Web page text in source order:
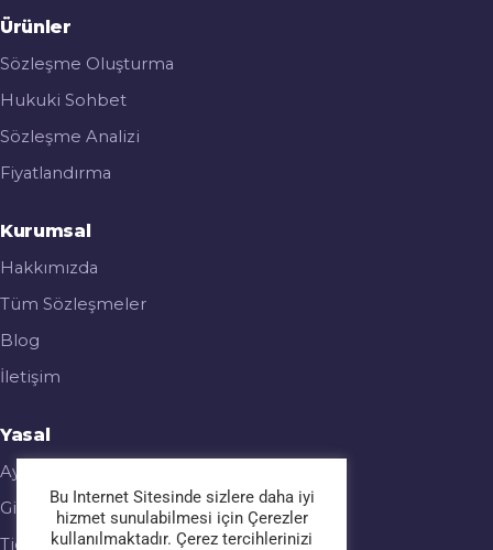
Ürünler
Sözleşme Oluşturma
Hukuki Sohbet
Sözleşme Analizi
Fiyatlandırma
Kurumsal
Hakkımızda
Tüm Sözleşmeler
Blog
İletişim
Yasal
Aydınlatma Metni
Gizlilik & Çerez Politikası
Ticari Elektronik İleti
Bu Internet Sitesinde sizlere daha iyi
hizmet sunulabilmesi için Çerezler
kullanılmaktadır. Çerez tercihlerinizi